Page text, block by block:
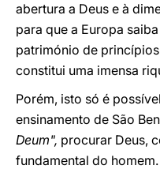
abertura a Deus e à
para que a Europa
património de
constitui uma imensa
Porém, isto só é
ensinamento de São
Deum", procurar Deus,
fundamental do